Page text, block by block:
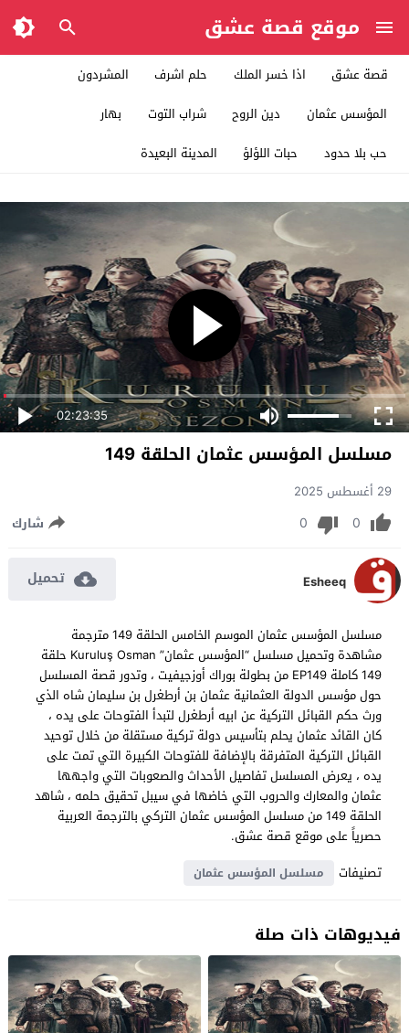
موقع قصة عشق
قصة عشق اذا خسر الملك حلم اشرف
المشردون
المؤسس عثمان
دين الروح شراب التوت
بهار
حب بلا حدود
حبات اللؤلؤ المدينة البعيدة
02:23:35
مسلسل المؤسس عثمان الحلقة 149
29 أغسطس 2025
0
0 شارك
Esheeq تحميل
مسلسل المؤسس عثمان الموسم الخامس الحلقة 149 مترجمة
مشاهدة وتحميل مسلسل “المؤسس عثمان” Kuruluş Osman حلقة
149 كاملة EP149 من بطولة بوراك أوزجيفيت ، وتدور قصة المسلسل
حول مؤسس الدولة العثمانية عثمان بن أرطغرل بن سليمان شاه الذي
ورث حكم القبائل التركية عن ابيه أرطغرل لتبدأ الفتوحات على يده ،
كان القائد عثمان يحلم بتأسيس دولة تركية مستقلة من خلال توحيد
القبائل التركية المتفرقة بالإضافة للفتوحات الكبيرة التي تمت على
يده ، يعرض المسلسل تفاصيل الأحداث والصعوبات التي واجهها
عثمان والمعارك والحروب التي خاضها في سيبل تحقيق حلمه ، شاهد
الحلقة 149 من مسلسل المؤسس عثمان التركي بالترجمة العربية
حصرياً على موقع قصة عشق.
تصنيفات
مسلسل المؤسس عثمان
فيديوهات ذات صلة